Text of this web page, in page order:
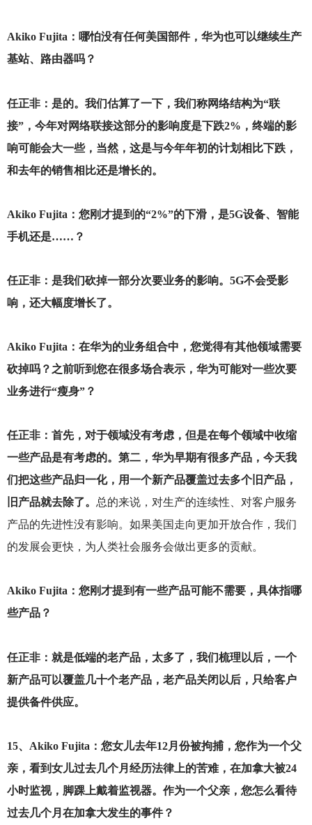
Akiko Fujita ：哪怕没有任何美国部件，华为也可以继续生产
基站、路由器吗？
任正非：是的。我们估算了一下，我们称网络结构为“联
接”，今年对网络联接这部分的影响度是下跌2%，终端的影
响可能会大一些，当然，这是与今年年初的计划相比下跌，
和去年的销售相比还是增长的。
Akiko Fujita ：您刚才提到的“2%”的下滑，是5G设备、智能
手机还是……？
任正非：是我们砍掉一部分次要业务的影响。5G不会受影
响，还大幅度增长了。
Akiko Fujita ：在华为的业务组合中，您觉得有其他领域需要
砍掉吗？之前听到您在很多场合表示，华为可能对一些次要
业务进行“瘦身”？
任正非：首先，对于领域没有考虑，但是在每个领域中收缩
一些产品是有考虑的。第二，华为早期有很多产品，今天我
们把这些产品归一化，用一个新产品覆盖过去多个旧产品，
旧产品就去除了。 总的来说，对生产的连续性、对客户服务
产品的先进性没有影响。如果美国走向更加开放合作，我们
的发展会更快，为人类社会服务会做出更多的贡献。
Akiko Fujita：您刚才提到有一些产品可能不需要，具体指哪
些产品？
任正非：就是低端的老产品，太多了，我们梳理以后，一个
新产品可以覆盖几十个老产品，老产品关闭以后，只给客户
提供备件供应。
15、Akiko Fujita：您女儿去年12月份被拘捕，您作为一个父
亲，看到女儿过去几个月经历法律上的苦难，在加拿大被24
小时监视，脚踝上戴着监视器。作为一个父亲，您怎么看待
过去几个月在加拿大发生的事件？